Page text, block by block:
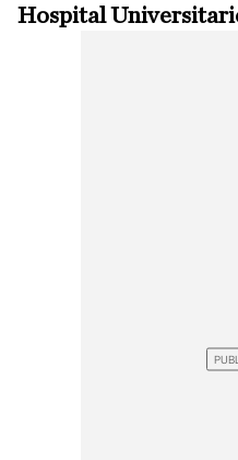
Hospital